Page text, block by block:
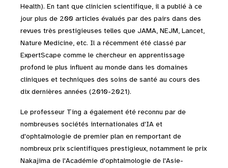
Health). En tant que clinicien scientifique, il a publié à ce
jour plus de 200 articles évalués par des pairs dans des
revues très prestigieuses telles que JAMA, NEJM, Lancet,
Nature Medicine, etc. Il a récemment été classé par
ExpertScape comme le chercheur en apprentissage
profond le plus influent au monde dans les domaines
cliniques et techniques des soins de santé au cours des
dix dernières années (2010-2021).
Le professeur Ting a également été reconnu par de
nombreuses sociétés internationales d'IA et
d'ophtalmologie de premier plan en remportant de
nombreux prix scientifiques prestigieux, notamment le prix
Nakajima de l'Académie d'ophtalmologie de l'Asie-